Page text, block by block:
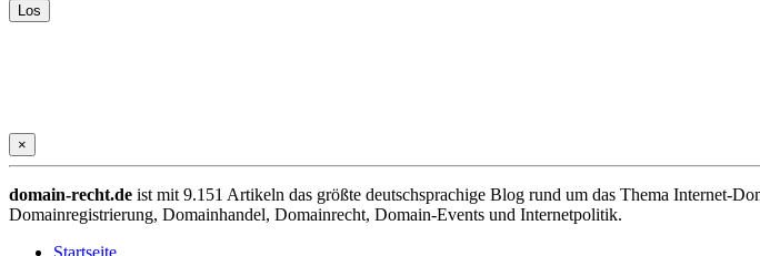
×
domain-recht.de ist mit 9.151 Artikeln das größte deutschsprachige Blog rund um das Thema Internet-
Domainregistrierung, Domainhandel, Domainrecht, Domain-Events und Internetpolitik.